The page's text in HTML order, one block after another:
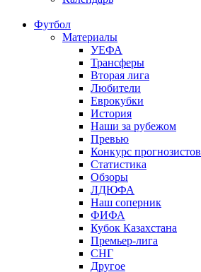
Футбол
Материалы
УЕФА
Трансферы
Вторая лига
Любители
Еврокубки
История
Наши за рубежом
Превью
Конкурс прогнозистов
Статистика
Обзоры
ЛДЮФА
Наш соперник
ФИФА
Кубок Казахстана
Премьер-лига
СНГ
Другое